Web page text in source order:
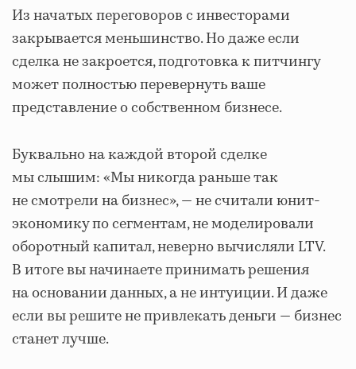
Из начатых переговоров с инвесторами
закрывается меньшинство. Но даже если
сделка не закроется, подготовка к питчингу
может полностью перевернуть ваше
представление о собственном бизнесе.
Буквально на каждой второй сделке
мы слышим: «Мы никогда раньше так
не смотрели на бизнес», — не считали юнит-
экономику по сегментам, не моделировали
оборотный капитал, неверно вычисляли LTV.
В итоге вы начинаете принимать решения
на основании данных, а не интуиции. И даже
если вы решите не привлекать деньги — бизнес
станет лучше.